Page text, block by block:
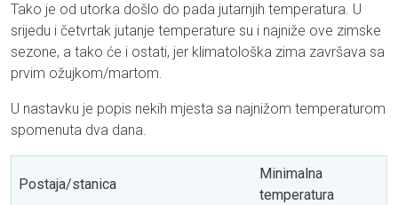
Tako je od utorka došlo do pada jutarnjih temperatura. U
srijedu i četvrtak jutanje temperature su i najniže ove zimske
sezone, a tako će i ostati, jer klimatološka zima završava sa
prvim ožujkom/martom.
U nastavku je popis nekih mjesta sa najnižom temperaturom
spomenuta dva dana.
Postaja/stanica
Minimalna
temperatura